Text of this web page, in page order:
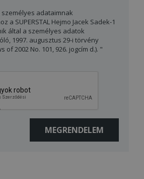
adataimnak
a SUPERSTAL Hejmo Jacek Sadek-1
által a személyes adatok
1997. augusztus 29-i törvény
of 2002 No. 101, 926. jogcím d.). "